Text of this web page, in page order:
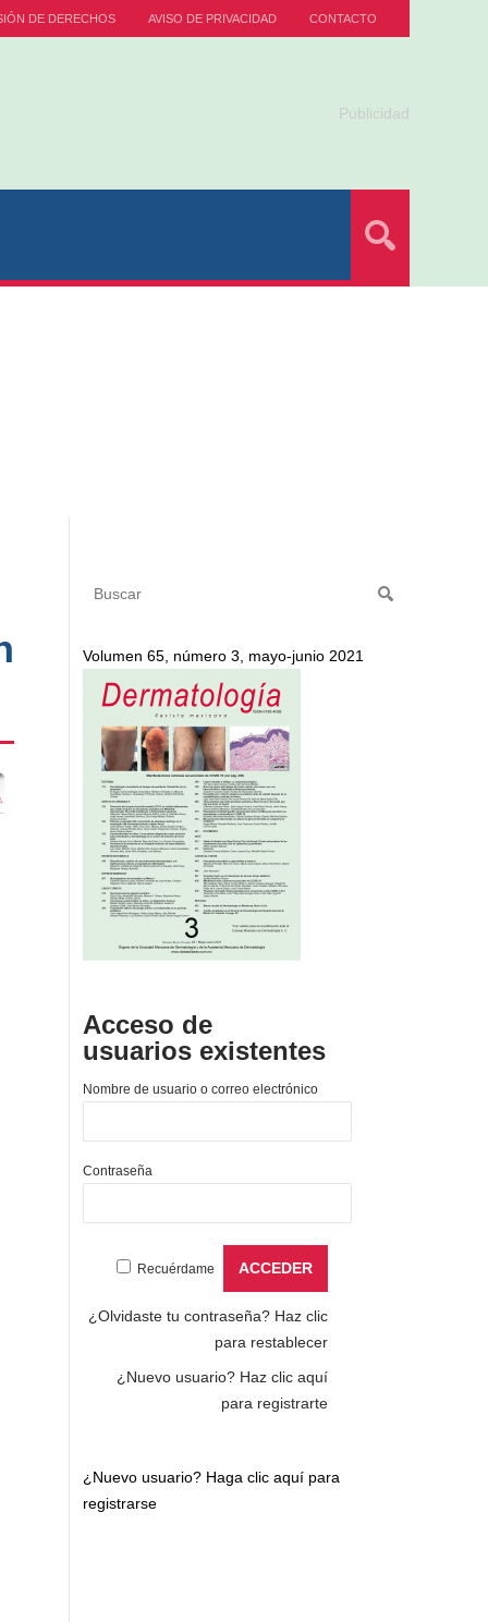
DE DERECHOS AVISO DE PRIVACIDAD CONTACTO
Publicidad
Volumen 65, número 3, mayo-junio 2021
Acceso de
usuarios existentes
Nombre de usuario o correo electrónico
Contraseña
Recuérdame
¿Olvidaste tu contraseña? Haz clic
para restablecer
¿Nuevo usuario? Haz clic aquí
para registrarte
¿Nuevo usuario? Haga clic aquí para
registrarse